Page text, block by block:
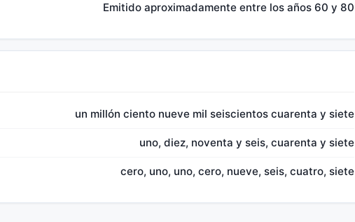
Emitido aproximadamente entre los años 60 y 80
un millón ciento nueve mil seiscientos cuarenta y siete
uno, diez, noventa y seis, cuarenta y siete
cero, uno, uno, cero, nueve, seis, cuatro, siete